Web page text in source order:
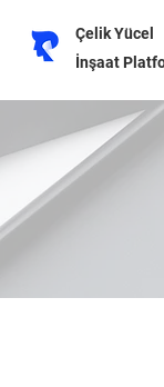
Çelik Yücel
İnşaat